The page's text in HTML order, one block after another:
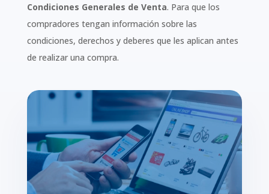
Condiciones Generales de Venta. Para que los
compradores tengan información sobre las
condiciones, derechos y deberes que les aplican antes
de realizar una compra.